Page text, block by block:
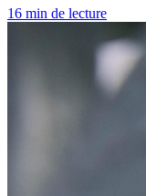
16 min de lecture